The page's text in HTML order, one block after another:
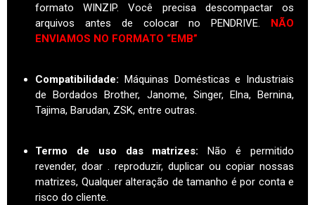
formato WINZIP. Você precisa descompactar os
arquivos antes de colocar no PENDRIVE. NÃO
ENVIAMOS NO FORMATO “EMB”
Compatibilidade: Máquinas Domésticas e Industriais
de Bordados Brother, Janome, Singer, Elna, Bernina,
Tajima, Barudan, ZSK, entre outras.
Termo de uso das matrizes:
Não é permitido
revender, doar . reproduzir, duplicar ou copiar nossas
matrizes, Qualquer alteração de tamanho é por conta e
risco do cliente.